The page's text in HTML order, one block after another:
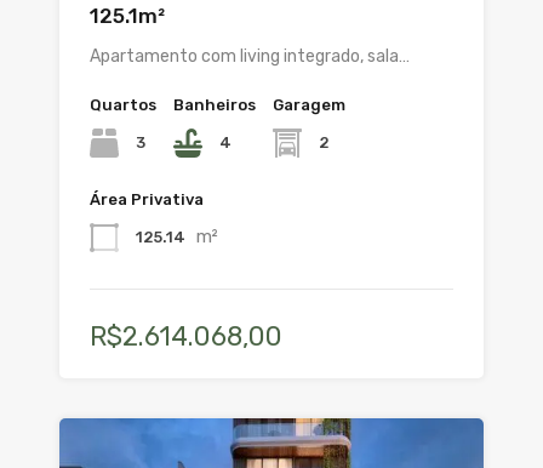
125.1m²
Apartamento com living integrado, sala…
Quartos
3
Banheiros
4
Garagem
2
Área Privativa
125.14 m²
R$2.614.068,00